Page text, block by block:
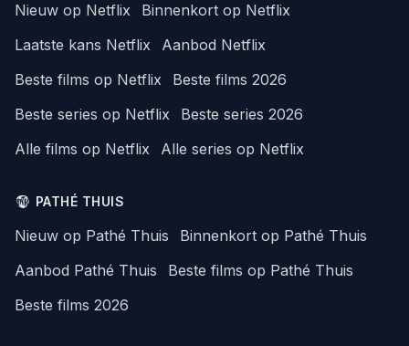
Nieuw op Netflix
Binnenkort op Netflix
Laatste kans Netflix
Aanbod Netflix
Beste films op Netflix
Beste films 2026
Beste series op Netflix
Beste series 2026
Alle films op Netflix
Alle series op Netflix
PATHÉ THUIS
Nieuw op Pathé Thuis
Binnenkort op Pathé Thuis
Aanbod Pathé Thuis
Beste films op Pathé Thuis
Beste films 2026